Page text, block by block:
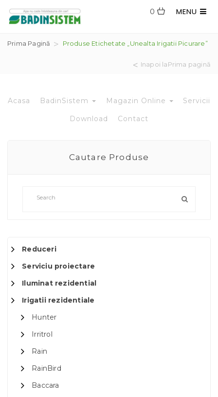
MENU
0
Prima Pagină Produse Etichetate „unealta Irigatii Picurare”
Inapoi laPrima pagină
Acasa BadinSistem Magazin Online Servicii
Download Contact
Cautare Produse
Reduceri
Serviciu proiectare
Iluminat rezidential
Irigatii rezidentiale
Hunter
Irritrol
Rain
RainBird
Baccara